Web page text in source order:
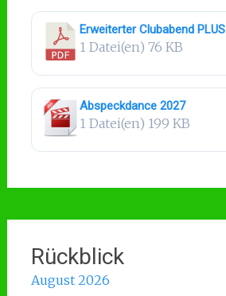
Erweiterter Clubabend PLUS
1 Datei(en)76 KB
Abspeckdance 2027
1 Datei(en) 199 KB
Rückblick
August 2026